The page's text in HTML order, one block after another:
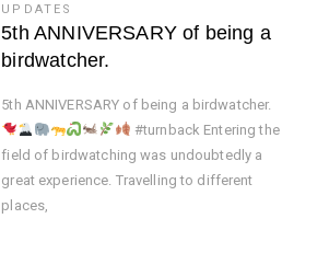
UPDATES
5th ANNIVERSARY of being a
birdwatcher.
5th ANNIVERSARY of being a birdwatcher.
#turnback Entering the
field of birdwatching was undoubtedly a
great experience. Travelling to different
places,